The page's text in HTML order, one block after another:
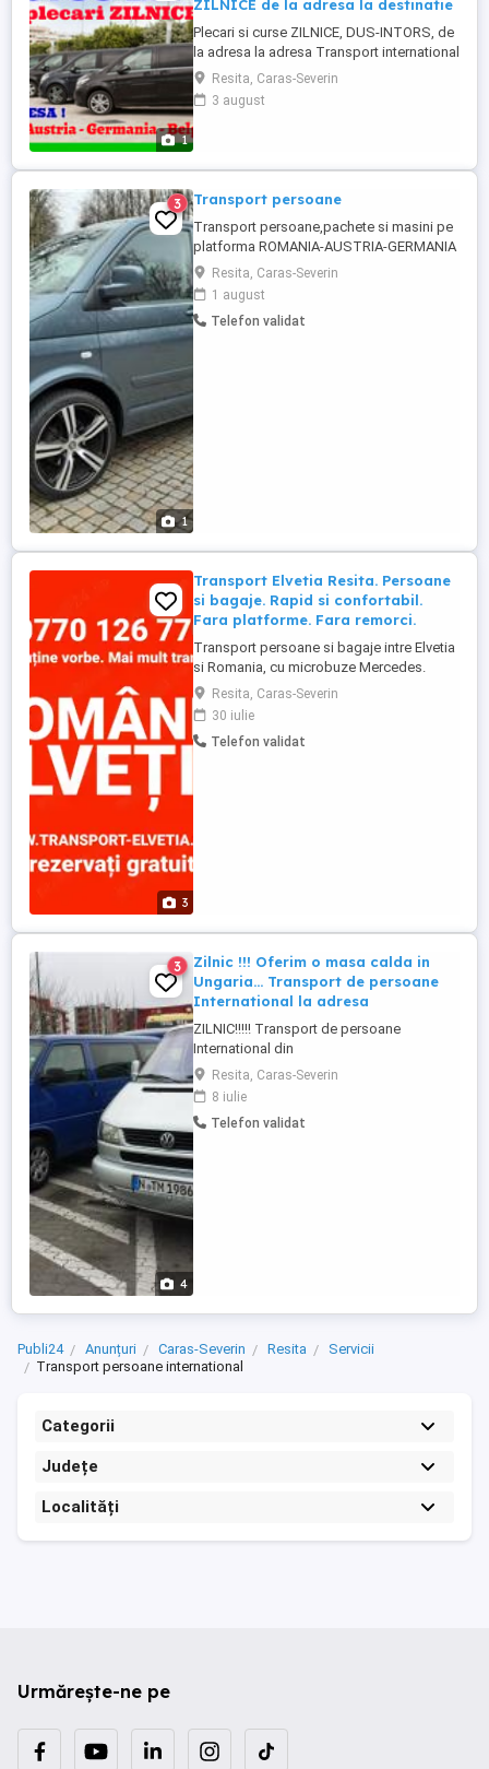
1
ZILNICE de la adresa la destinatie
Plecari si curse ZILNICE, DUS-INTORS, de
la adresa la adresa Transport international
de persoane, colete, pachete si bagaje
Romania - Austria - Germania - Belgia -
Olanda Plecarile din Romania sunt zilnice,
Traseu 1: Bucuresti ...
Resita, Caras-Severin
3 august
1
3 Transport persoane
Transport persoane,pachete si masini pe
platforma ROMANIA-AUSTRIA-GERMANIA
tur-retur de la adresa la adresa, curse
saptaminale,rapid,confortabil,in cele mai
bune conditii. Detalii si rezervari la tel.
0040745982907.
Resita, Caras-Severin
1 august
Telefon validat
3
Transport Elvetia Resita. Persoane
si bagaje. Rapid si confortabil.
Fara platforme. Fara remorci.
Transport persoane si bagaje intre Elvetia
si Romania, cu microbuze Mercedes.
Rapid si confortabil. Plecari din Romania
in zilele de luni, miercuri si vineri. Plecari
din Elvetia in zilele de marti, joi si sambata.
Mai putine vorbe. Mai mult transport.
Resita, Caras-Severin
30 iulie
Telefon validat
4
3
Zilnic !!! Oferim o masa calda in
Ungaria... Transport de persoane
International la adresa
ZILNIC!!!!! Transport de persoane
International din
RO.Judetele..Caras..Timis..si Arad de la
adresa la adresa an ...Austria ..Germania,,
Luxembourg.. Belgia si Olanda...cu buzuri
cu 2 SOFERI..de 6+1.. .7+1 si 8+1 locuri
Resita, Caras-Severin
8 iulie
Telefon validat
Publi24 Anunțuri Caras-Severin Resita
Servicii
Transport persoane international
Categorii
Județe
Localități
Urmărește-ne pe